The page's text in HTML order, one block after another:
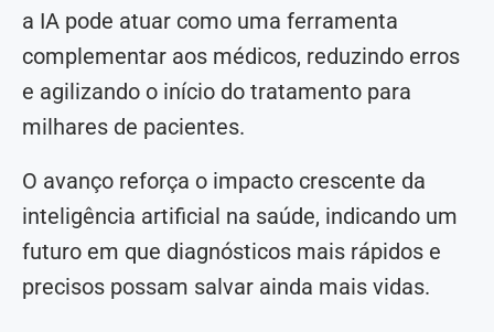
a IA pode atuar como uma ferramenta
complementar aos médicos, reduzindo erros
e agilizando o início do tratamento para
milhares de pacientes.
O avanço reforça o impacto crescente da
inteligência artificial na saúde, indicando um
futuro em que diagnósticos mais rápidos e
precisos possam salvar ainda mais vidas.